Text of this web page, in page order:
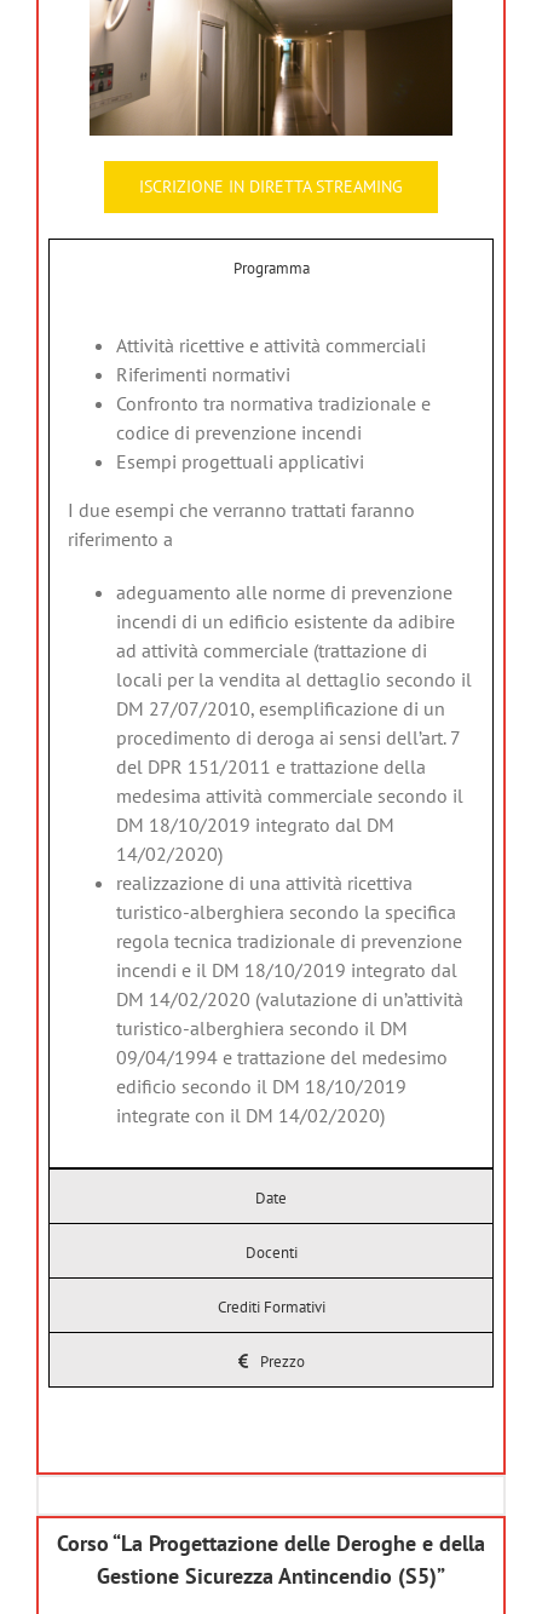
ISCRIZIONE IN DIRETTA STREAMING
Programma
Attività ricettive e attività commerciali
Riferimenti normativi
Confronto tra normativa tradizionale e
codice di prevenzione incendi
Esempi progettuali applicativi
I due esempi che verranno trattati faranno
riferimento a
adeguamento alle norme di prevenzione
incendi di un edificio esistente da adibire
ad attività commerciale (trattazione di
locali per la vendita al dettaglio secondo il
DM 27/07/2010, esemplificazione di un
procedimento di deroga ai sensi dell’art. 7
del DPR 151/2011 e trattazione della
medesima attività commerciale secondo il
DM 18/10/2019 integrato dal DM
14/02/2020)
realizzazione di una attività ricettiva
turistico-alberghiera secondo la specifica
regola tecnica tradizionale di prevenzione
incendi e il DM 18/10/2019 integrato dal
DM 14/02/2020 (valutazione di un’attività
turistico-alberghiera secondo il DM
09/04/1994 e trattazione del medesimo
edificio secondo il DM 18/10/2019
integrate con il DM 14/02/2020)
Date
Docenti
Crediti Formativi
Prezzo
Corso “La Progettazione delle Deroghe e della
Gestione Sicurezza Antincendio (S5)”